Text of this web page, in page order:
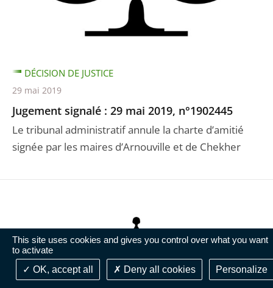
This site uses cookies and gives you control over what you want
to activate
OK, accept all
Deny all cookies Personalize
Jugement signalé : 29 mai 2019, n°1902445
Le tribunal administratif annule la charte d’amitié
signée par les maires d’Arnouville et de Chekher
DÉCISION DE JUSTICE
29 mai 2019